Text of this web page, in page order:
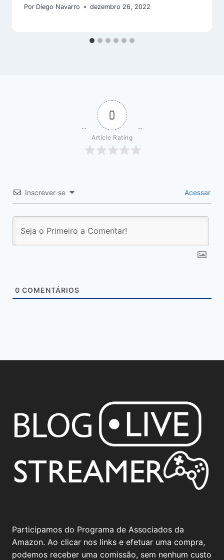
Por Diego Navarro dezembro 26, 2022
0
Article Rating
Inscrever-se Acessar
0 COMENTÁRIOS
Participamos do Programa de Associados da
Amazon. Ao clicar nos links e efetuar uma compra,
podemos receber uma comissão, sem nenhum custo